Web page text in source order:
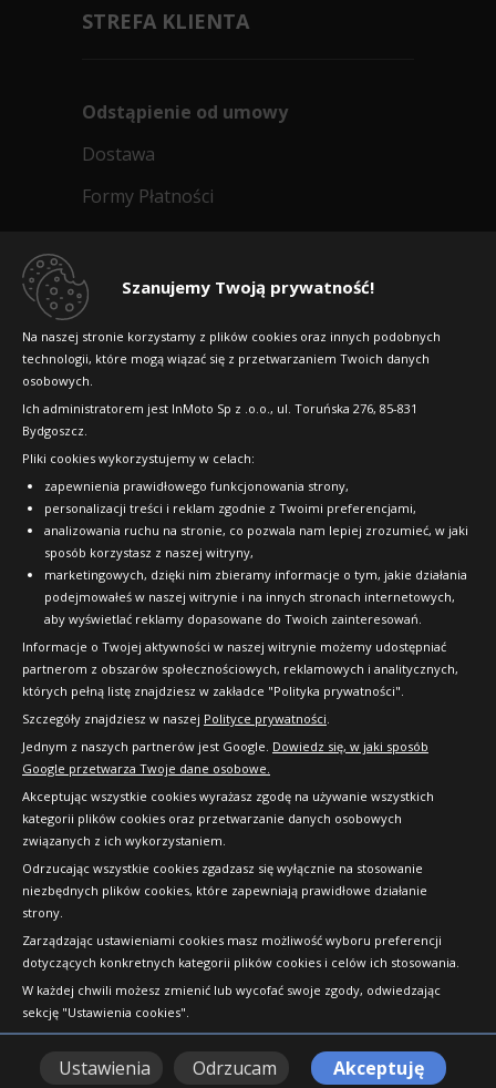
Szanujemy Twoją prywatność!
Na naszej stronie korzystamy z plików cookies oraz innych podobnych
technologii, które mogą wiązać się z przetwarzaniem Twoich danych
osobowych.
Ich administratorem jest InMoto Sp z .o.o., ul. Toruńska 276, 85-831
Bydgoszcz.
Pliki cookies wykorzystujemy w celach:
zapewnienia prawidłowego funkcjonowania strony,
personalizacji treści i reklam zgodnie z Twoimi preferencjami,
analizowania ruchu na stronie, co pozwala nam lepiej zrozumieć, w jaki
sposób korzystasz z naszej witryny,
marketingowych, dzięki nim zbieramy informacje o tym, jakie działania
podejmowałeś w naszej witrynie i na innych stronach internetowych,
aby wyświetlać reklamy dopasowane do Twoich zainteresowań.
Informacje o Twojej aktywności w naszej witrynie możemy udostępniać
partnerom z obszarów społecznościowych, reklamowych i analitycznych,
których pełną listę znajdziesz w zakładce "Polityka prywatności".
Szczegóły znajdziesz w naszej Polityce prywatności.
Jednym z naszych partnerów jest Google. Dowiedz się, w jaki sposób
Google przetwarza Twoje dane osobowe.
Akceptując wszystkie cookies wyrażasz zgodę na używanie wszystkich
kategorii plików cookies oraz przetwarzanie danych osobowych
związanych z ich wykorzystaniem.
Odrzucając wszystkie cookies zgadzasz się wyłącznie na stosowanie
niezbędnych plików cookies, które zapewniają prawidłowe działanie
strony.
Zarządzając ustawieniami cookies masz możliwość wyboru preferencji
dotyczących konkretnych kategorii plików cookies i celów ich stosowania.
W każdej chwili możesz zmienić lub wycofać swoje zgody, odwiedzając
sekcję "Ustawienia cookies".
Ustawienia Odrzucam Akceptuję
STREFA KLIENTA
Odstąpienie od umowy
Dostawa
Formy Płatności
Dlaczego warto kupić w 24opony.pl
Raty
FAQ
OFICJALNY PARTNER
Copyright © 2010-2026 24opony.pl. Wszelkie
prawa zastrzeżone.